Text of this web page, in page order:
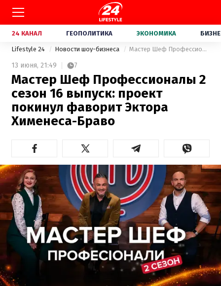
24 КАНАЛ ГЕОПОЛИТИКА ЭКОНОМИКА
Lifestyle 24 Новости шоу-бизнеса Мастер Шеф Профессионалы 2 сезон 16 выпуск: проект покинул фаворит Эктора Хименеса-Браво
13 июня, 21:49 7
Мастер Шеф Профессионалы 2
сезон 16 выпуск: проект
покинул фаворит Эктора
Хименеса-Браво